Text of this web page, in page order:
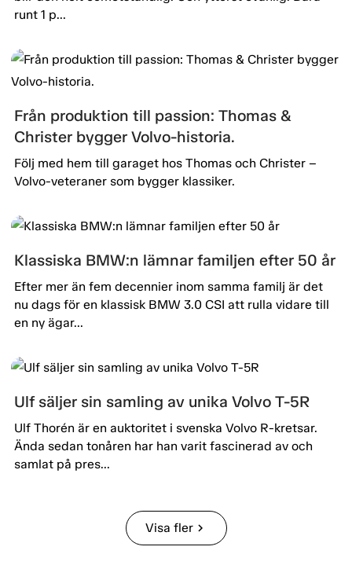
runt 1 p...
Från produktion till passion: Thomas &
Christer bygger Volvo-historia.
Följ med hem till garaget hos Thomas och Christer –
Volvo-veteraner som bygger klassiker.
Klassiska BMW:n lämnar familjen efter 50 år
Efter mer än fem decennier inom samma familj är det
nu dags för en klassisk BMW 3.0 CSI att rulla vidare till
en ny ägar...
Ulf säljer sin samling av unika Volvo T-5R
Ulf Thorén är en auktoritet i svenska Volvo R-kretsar.
Ända sedan tonåren har han varit fascinerad av och
samlat på pres...
Visa flerchevron_right